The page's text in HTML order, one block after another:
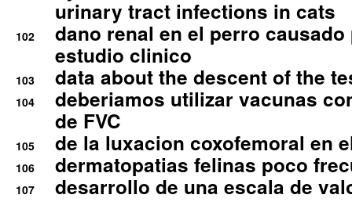
urinary tract infections in cats
102
dano renal en el perro
estudio clinico
103 data about the descent of the
104
deberiamos utilizar vacunas
de FVC
105 de la luxacion coxofemoral en
106 dermatopatias felinas poco
107
desarrollo de una escala de